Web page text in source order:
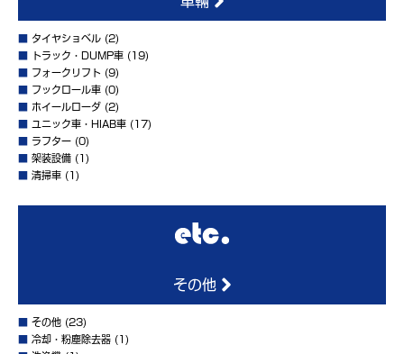
タイヤショベル (2)
トラック・DUMP車 (19)
フォークリフト (9)
フックロール車 (0)
ホイールローダ (2)
ユニック車・HIAB車 (17)
ラフター (0)
架装設備 (1)
清掃車 (1)
その他
その他 (23)
冷却・粉塵除去器 (1)